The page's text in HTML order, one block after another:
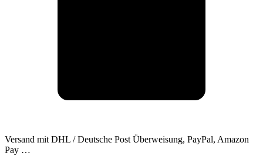
Versand mit DHL / Deutsche Post Überweisung, PayPal, Amazon
Pay …